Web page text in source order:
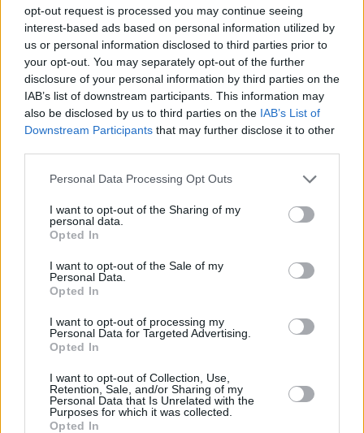
opt-out request is processed you may continue seeing
interest-based ads based on personal information utilized by
us or personal information disclosed to third parties prior to
your opt-out. You may separately opt-out of the further
disclosure of your personal information by third parties on the
IAB’s list of downstream participants. This information may
also be disclosed by us to third parties on the IAB’s List of
Downstream Participants that may further disclose it to other
Personal Data Processing Opt Outs
I want to opt-out of the Sharing of my
personal data.
Opted In
I want to opt-out of the Sale of my
Personal Data.
Opted In
I want to opt-out of processing my
Personal Data for Targeted Advertising.
Opted In
I want to opt-out of Collection, Use,
Retention, Sale, and/or Sharing of my
Personal Data that Is Unrelated with the
Purposes for which it was collected.
Opted In
inteligentes. Leen cancaneando,
razonan como cabras y chillan como
zorros, y lo peor, cobran por calentar
sillones.
En un artículo científico de National
Geographic, Brian Hare, fundador del
Centro de Cognición Canina de la
Universidad Duke (USA), explica que
al cuantificar la inteligencia de una
especie, solemos fijarnos antes que
considerando el volumen total, pero
No obstante, la proporción, agrega, no
inteligencia, y remite a la cantidad de
neuronas y el grado de interacción
entre ellas el factor de medida más
de los poli-therians hay mucha
disociación.
Escribir un comentario